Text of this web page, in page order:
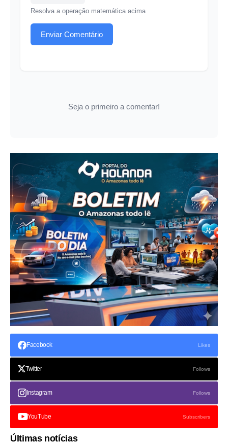
Resolva a operação matemática acima
Enviar Comentário
Seja o primeiro a comentar!
Facebook Likes
Twitter Follows
Instagram Follows
YouTube Subscribers
Últimas notícias